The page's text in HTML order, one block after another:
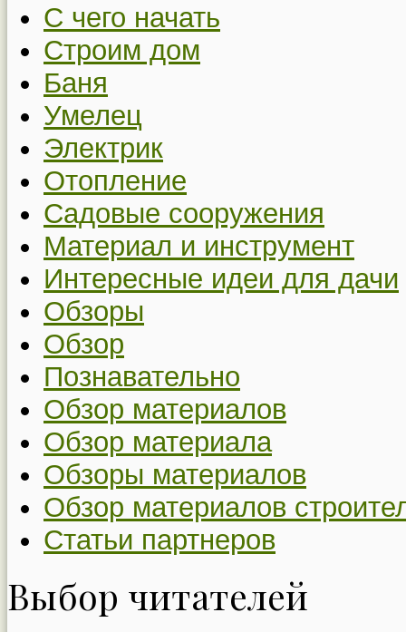
С чего начать
Строим дом
Баня
Умелец
Электрик
Отопление
Садовые сооружения
Материал и инструмент
Интересные идеи для дачи
Обзоры
Обзор
Познавательно
Обзор материалов
Обзор материала
Обзоры материалов
Обзор материалов
Статьи партнеров
Выбор читателей